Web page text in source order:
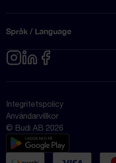
Språk / Language
Integritetspolicy
Användarvillkor
© Budi AB 2026